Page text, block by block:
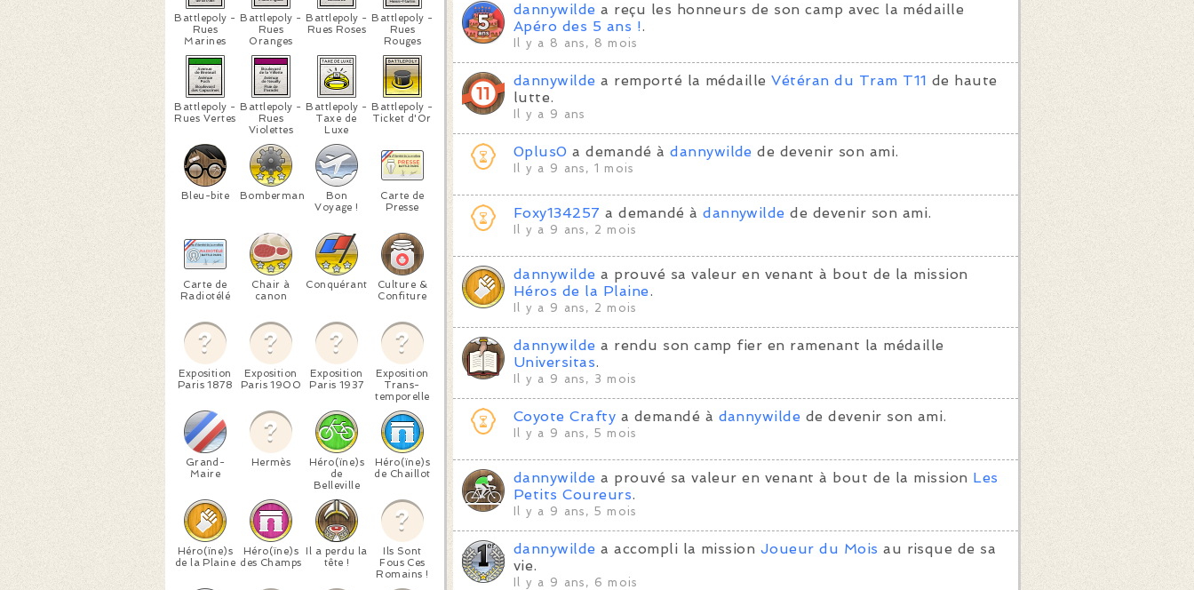
Battlepoly -
Rues
Marines
Battlepoly -
Rues
Oranges
Battlepoly -
Rues Roses
Battlepoly -
Rues
Rouges
Battlepoly -
Rues Vertes
Battlepoly -
Rues
Violettes
Battlepoly -
Taxe de
Luxe
Battlepoly -
Ticket d'Or
Bleu-bite Bomberman
Bon
Voyage !
Carte de
Presse
Carte de
Radiotélé
Chair à
canon
Conquérant
Culture &
Confiture
Exposition
Paris 1878
Exposition
Paris 1900
Exposition
Paris 1937
Exposition
Trans-
temporelle
Grand-
Maire
Hermès
Héro(ïne)s
de
Belleville
Héro(ïne)s
de Chaillot
Héro(ïne)s
de la Plaine
Héro(ïne)s
des Champs
Il a perdu la
tête !
Ils Sont
Fous Ces
Romains !
dannywilde a reçu les honneurs de son camp avec la médaille
Apéro des 5 ans !.
Il y a 8 ans, 8 mois
dannywilde a remporté la médailleVétéran du Tram T11 de haute
lutte.
Il y a 9 ans
0plus0 a demandé àdannywilde de devenir son ami.
Il y a 9 ans, 1 mois
Foxy134257 a demandé àdannywilde de devenir son ami.
Il y a 9 ans, 2 mois
dannywilde a prouvé sa valeur en venant à bout de la mission
Héros de la Plaine.
Il y a 9 ans, 2 mois
dannywilde a rendu son camp fier en ramenant la médaille
Universitas.
Il y a 9 ans, 3 mois
Coyote Crafty a demandé à dannywilde de devenir son ami.
Il y a 9 ans, 5 mois
dannywilde a prouvé sa valeur en venant à bout de la mission Les
Petits Coureurs.
Il y a 9 ans, 5 mois
dannywilde a accompli la mission Joueur du Mois au risque de sa
vie.
Il y a 9 ans, 6 mois